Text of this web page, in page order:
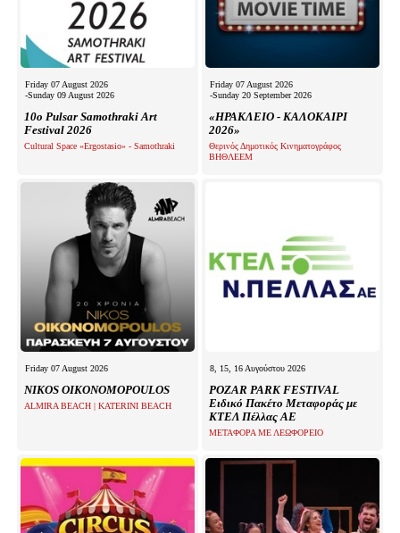
Friday 07 August 2026
-Sunday 09 August 2026
10o Pulsar Samothraki Art
Festival 2026
Cultural Space «Ergostasio» - Samothraki
Friday 07 August 2026
-Sunday 20 September 2026
«ΗΡΑΚΛΕΙΟ - ΚΑΛΟΚΑΙΡΙ
2026»
Θερινός Δημοτικός Κινηματογράφος
ΒΗΘΛΕΕΜ
Friday 07 August 2026
NIKOS OIKONOMOPOULOS
ALMIRA BEACH | KATERINI BEACH
8, 15, 16 Αυγούστου 2026
POZAR PARK FESTIVAL
Ειδικό Πακέτο Μεταφοράς με
ΚΤΕΛ Πέλλας ΑΕ
ΜΕΤΑΦΟΡΑ ΜΕ ΛΕΩΦΟΡΕΙΟ